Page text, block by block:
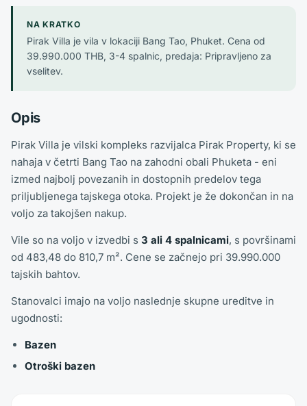
NA KRATKO
Pirak Villa je vila v lokaciji Bang Tao, Phuket. Cena od
39.990.000 THB, 3-4 spalnic, predaja: Pripravljeno za
vselitev.
Opis
Pirak Villa je vilski kompleks razvijalca Pirak Property, ki se
nahaja v četrti Bang Tao na zahodni obali Phuketa - eni
izmed najbolj povezanih in dostopnih predelov tega
priljubljenega tajskega otoka. Projekt je že dokončan in na
voljo za takojšen nakup.
Vile so na voljo v izvedbi s 3 ali 4 spalnicami, s površinami
od 483,48 do 810,7 m². Cene se začnejo pri 39.990.000
tajskih bahtov.
Stanovalci imajo na voljo naslednje skupne ureditve in
ugodnosti:
Bazen
Otroški bazen